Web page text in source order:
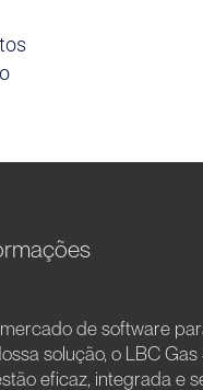
de software
solução, o LBC Gas
eficaz, integrada e